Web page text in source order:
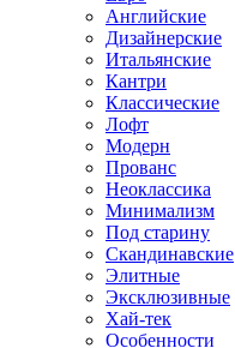
Английские
Дизайнерские
Итальянские
Кантри
Классические
Лофт
Модерн
Прованс
Неоклассика
Минимализм
Под старину
Скандинавские
Элитные
Эксклюзивные
Хай-тек
Особенности